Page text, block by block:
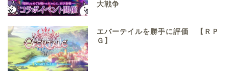
大戦争
エバーテイルを勝手に評価 【ＲＰ
Ｇ】